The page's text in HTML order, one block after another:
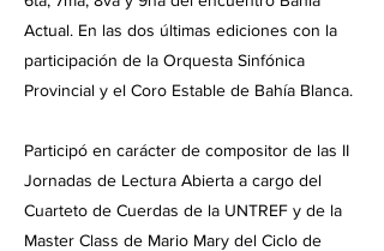
Actual. En las dos últimas ediciones con la
participación de la Orquesta Sinfónica
Provincial y el Coro Estable de Bahía Blanca.
Participó en carácter de compositor de las II
Jornadas de Lectura Abierta a cargo del
Cuarteto de Cuerdas de la UNTREF y de la
Master Class de Mario Mary del Ciclo de